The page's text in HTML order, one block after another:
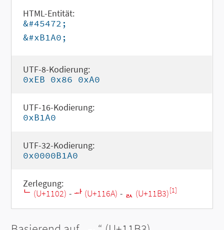
HTML-Entität:
&#45472;
&#xB1A0;
UTF-8-Kodierung:
0xEB 0x86 0xA0
UTF-16-Kodierung:
0xB1A0
UTF-32-Kodierung:
0x0000B1A0
Zerlegung:
ᄂ (U+1102) - ᅪ (U+116A) - ᆳ (U+11B3)[1]